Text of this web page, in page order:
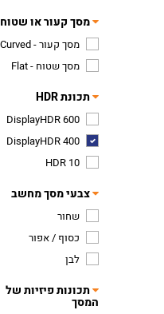
מסך קעור או שטוח
מסך קעור - Curved
מסך שטוח - Flat
תכונת HDR
DisplayHDR 600
DisplayHDR 400
HDR 10
צבעי מסך מחשב
שחור
כסוף / אפור
לבן
תכונות פיזיות של
המסך